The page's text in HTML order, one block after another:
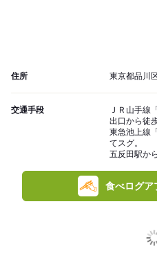
住所 東京都品川
交通手段
ＪＲ山手線
出口から徒
東急池上線
てスグ。
五反田駅か
食べログア